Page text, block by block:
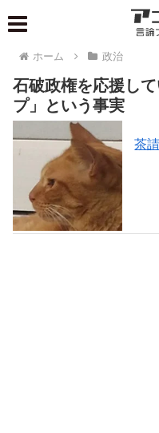
ホーム 政治
石破政権を応援し
プ」という事実
茶